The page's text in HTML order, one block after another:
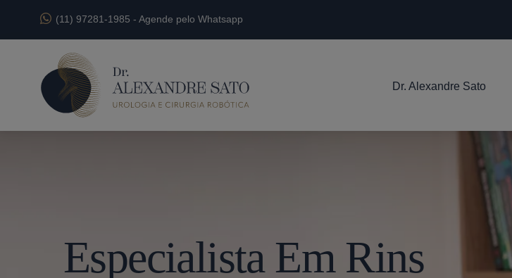
(11) 97281-1985 - Agende pelo Whatsapp
Dr. Alexandre Sato
Especialista Em Rins